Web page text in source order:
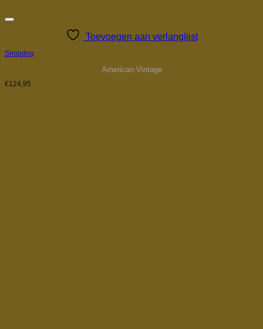
Toevoegen aan verlanglijst
Snopdog
American Vintage
€124,95